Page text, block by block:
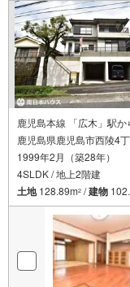
鹿児島本線 「広木」駅
鹿児島県鹿児島市西陵4
1999年2月（築28年）
4SLDK / 地上2階建
土地128.89m2 /建物